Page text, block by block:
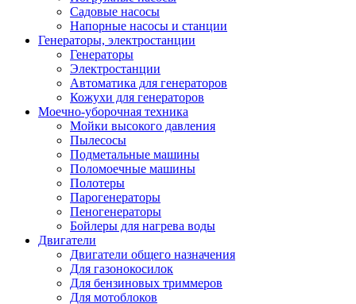
Садовые насосы
Напорные насосы и станции
Генераторы, электростанции
Генераторы
Электростанции
Автоматика для генераторов
Кожухи для генераторов
Моечно-уборочная техника
Мойки высокого давления
Пылесосы
Подметальные машины
Поломоечные машины
Полотеры
Парогенераторы
Пеногенераторы
Бойлеры для нагрева воды
Двигатели
Двигатели общего назначения
Для газонокосилок
Для бензиновых триммеров
Для мотоблоков